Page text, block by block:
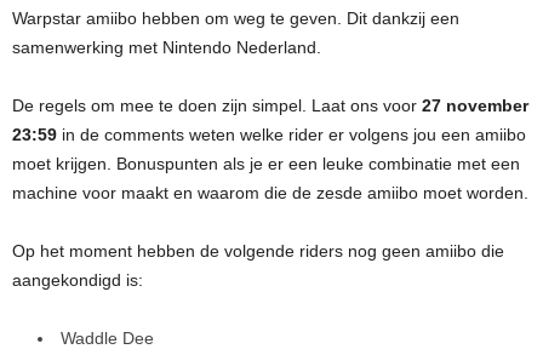
Warpstar amiibo hebben om weg te geven. Dit dankzij een
samenwerking met Nintendo Nederland.
De regels om mee te doen zijn simpel. Laat ons voor 27 november
23:59 in de comments weten welke rider er volgens jou een amiibo
moet krijgen. Bonuspunten als je er een leuke combinatie met een
machine voor maakt en waarom die de zesde amiibo moet worden.
Op het moment hebben de volgende riders nog geen amiibo die
aangekondigd is:
Waddle Dee